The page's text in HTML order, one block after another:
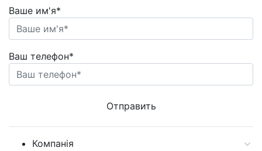
Ваше им'я*
Ваш телефон*
Компанія